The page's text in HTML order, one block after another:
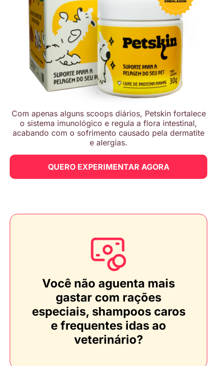
Com apenas alguns scoops diários, Petskin fortalece
o sistema imunológico e regula a flora intestinal,
acabando com o sofrimento causado pela dermatite
e alergias.
QUERO EXPERIMENTAR AGORA
Você não aguenta mais
gastar com rações
especiais, shampoos caros
e frequentes idas ao
veterinário?